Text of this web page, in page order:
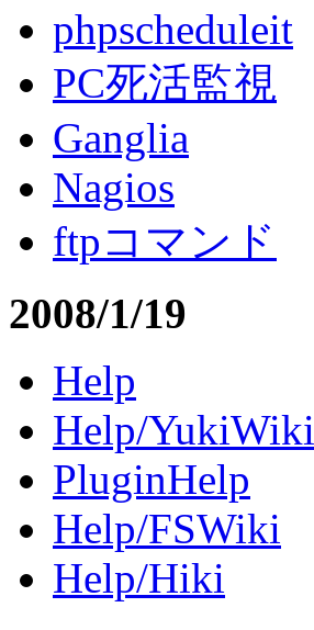
phpscheduleit
PC死活監視
Ganglia
Nagios
ftpコマンド
2008/1/19
Help
Help/YukiWiki
PluginHelp
Help/FSWiki
Help/Hiki